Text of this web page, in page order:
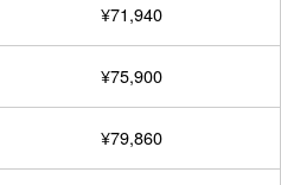
¥71,940
¥75,900
¥79,860